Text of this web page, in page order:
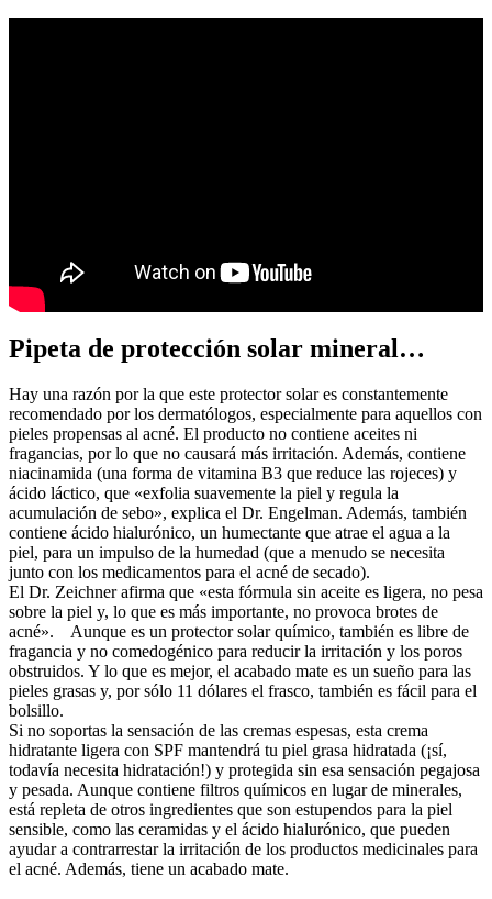
Pipeta de protección solar mineral…
Hay una razón por la que este protector solar es constantemente
recomendado por los dermatólogos, especialmente para aquellos con
pieles propensas al acné. El producto no contiene aceites ni
fragancias, por lo que no causará más irritación. Además, contiene
niacinamida (una forma de vitamina B3 que reduce las rojeces) y
ácido láctico, que «exfolia suavemente la piel y regula la
acumulación de sebo», explica el Dr. Engelman. Además, también
contiene ácido hialurónico, un humectante que atrae el agua a la
piel, para un impulso de la humedad (que a menudo se necesita
junto con los medicamentos para el acné de secado).
El Dr. Zeichner afirma que «esta fórmula sin aceite es ligera, no pesa
sobre la piel y, lo que es más importante, no provoca brotes de
acné». Aunque es un protector solar químico, también es libre de
fragancia y no comedogénico para reducir la irritación y los poros
obstruidos. Y lo que es mejor, el acabado mate es un sueño para las
pieles grasas y, por sólo 11 dólares el frasco, también es fácil para el
bolsillo.
Si no soportas la sensación de las cremas espesas, esta crema
hidratante ligera con SPF mantendrá tu piel grasa hidratada (¡sí,
todavía necesita hidratación!) y protegida sin esa sensación pegajosa
y pesada. Aunque contiene filtros químicos en lugar de minerales,
está repleta de otros ingredientes que son estupendos para la piel
sensible, como las ceramidas y el ácido hialurónico, que pueden
ayudar a contrarrestar la irritación de los productos medicinales para
el acné. Además, tiene un acabado mate.